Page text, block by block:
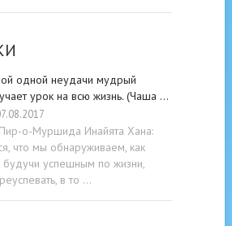
одной неудачи мудрый
урок на всю жизнь. (Чаша …
о-Муршида Инайята Хана:
что мы обнаруживаем, как
будучи успешным по жизни,
в то …